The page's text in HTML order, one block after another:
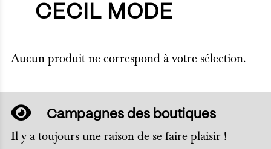
CECIL MODE
Aucun produit ne correspond à votre sélection.
Campagnes des boutiques
Il y a toujours une raison de se faire plaisir !